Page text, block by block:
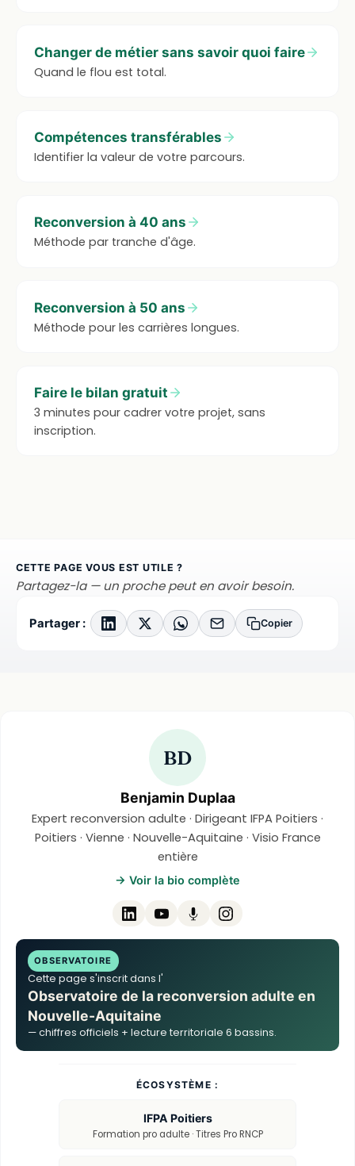
Changer de métier sans savoir quoi faire
Quand le flou est total.
Compétences transférables
Identifier la valeur de votre parcours.
Reconversion à 40 ans
Méthode par tranche d'âge.
Reconversion à 50 ans
Méthode pour les carrières longues.
Faire le bilan gratuit
3 minutes pour cadrer votre projet, sans
inscription.
CETTE PAGE VOUS EST UTILE ?
Partagez-la — un proche peut en avoir besoin.
Partager : Copier
BD
Benjamin Duplaa
Expert reconversion adulte · Dirigeant IFPA Poitiers ·
Poitiers · Vienne · Nouvelle-Aquitaine · Visio France
entière
→ Voir la bio complète
OBSERVATOIRE
Cette page s'inscrit dans l'
Observatoire de la reconversion adulte en
Nouvelle-Aquitaine
— chiffres officiels + lecture territoriale 6 bassins.
ÉCOSYSTÈME :
IFPA Poitiers
Formation pro adulte · Titres Pro RNCP